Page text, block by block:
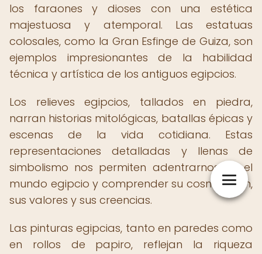
los faraones y dioses con una estética
majestuosa y atemporal. Las estatuas
colosales, como la Gran Esfinge de Guiza, son
ejemplos impresionantes de la habilidad
técnica y artística de los antiguos egipcios.
Los relieves egipcios, tallados en piedra,
narran historias mitológicas, batallas épicas y
escenas de la vida cotidiana. Estas
representaciones detalladas y llenas de
simbolismo nos permiten adentrarnos en el
mundo egipcio y comprender su cosmovisión,
sus valores y sus creencias.
Las pinturas egipcias, tanto en paredes como
en rollos de papiro, reflejan la riqueza